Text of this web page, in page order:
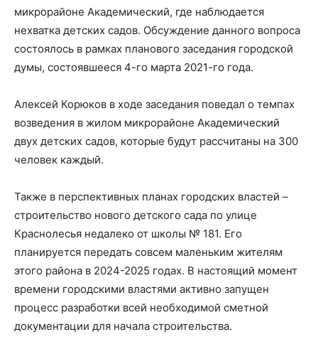
микрорайоне Академический, где наблюдается
нехватка детских садов. Обсуждение данного вопроса
состоялось в рамках планового заседания городской
думы, состоявшееся 4-го марта 2021-го года.
Алексей Корюков в ходе заседания поведал о темпах
возведения в жилом микрорайоне Академический
двух детских садов, которые будут рассчитаны на 300
человек каждый.
Также в перспективных планах городских властей –
строительство нового детского сада по улице
Краснолесья недалеко от школы № 181. Его
планируется передать совсем маленьким жителям
этого района в 2024-2025 годах. В настоящий момент
времени городскими властями активно запущен
процесс разработки всей необходимой сметной
документации для начала строительства.